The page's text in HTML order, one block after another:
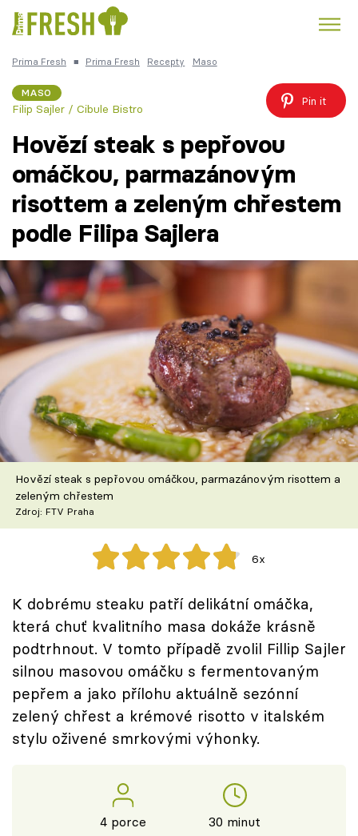
Česká kuchyně Čokoláda
Témata
Články
TV Program
Škola vaření
Recepty z TV
Speciál: Cuketa
Těhotnej kuchař
Sledujte prima+
Sledujte nás
Prima Fresh ■ Prima Fresh Recepty Maso
MASO
Filip Sajler / Cibule Bistro
Pin it
Hovězí steak s pepřovou
omáčkou, parmazánovým
risottem a zeleným chřestem
podle Filipa Sajlera
Hovězí steak s pepřovou omáčkou, parmazánovým risottem a
zeleným chřestem
Zdroj: FTV Praha
6x
K dobrému steaku patří delikátní omáčka,
která chuť kvalitního masa dokáže krásně
podtrhnout. V tomto případě zvolil Fillip Sajler
silnou masovou omáčku s fermentovaným
pepřem a jako přílohu aktuálně sezónní
zelený chřest a krémové risotto v italském
stylu oživené smrkovými výhonky.
4 porce 30 minut